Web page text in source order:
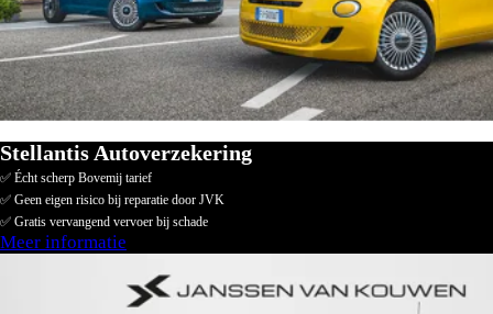
Stellantis Autoverzekering
✅ Écht scherp Bovemij tarief
✅ Geen eigen risico bij reparatie door JVK
✅ Gratis vervangend vervoer bij schade
Meer informatie